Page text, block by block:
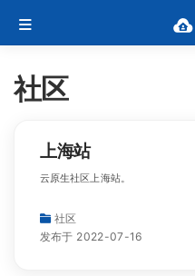
社区
上海站
云原生社区上海站。
社区
发布于 2022-07-16